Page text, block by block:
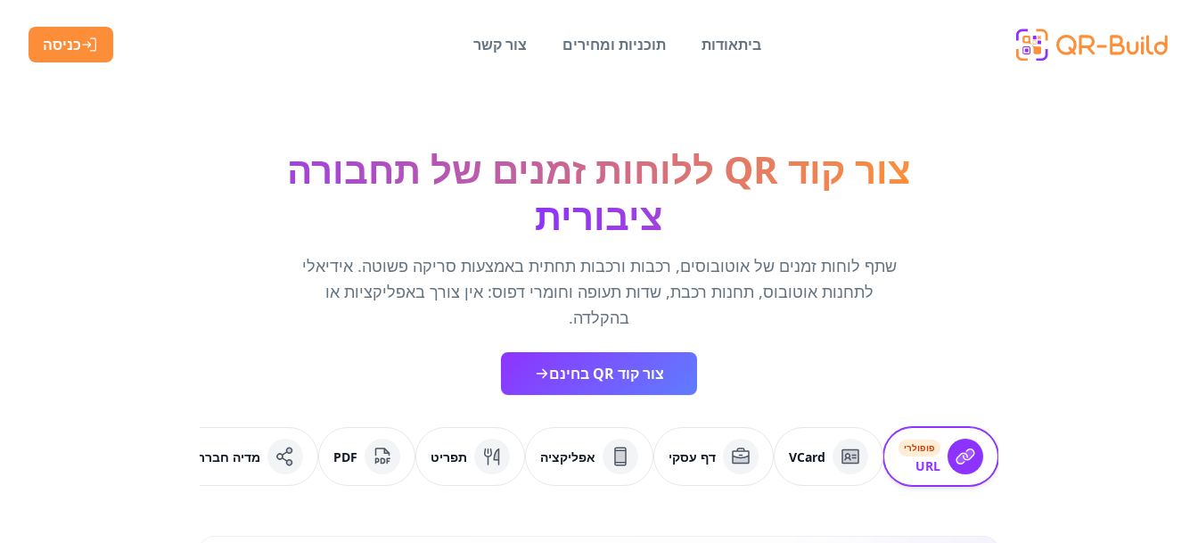
ביתאודות תוכניות ומחירים צור קשר כניסה
צור קוד QR ללוחות זמנים של תחבורה
ציבורית
שתף לוחות זמנים של אוטובוסים, רכבות ורכבות תחתית באמצעות סריקה פשוטה. אידיאלי
לתחנות אוטובוס, תחנות רכבת, שדות תעופה וחומרי דפוס: אין צורך באפליקציות או
בהקלדה.
צור קוד QR בחינם
פופולרי
URL
VCard דף עסקי אפליקציה תפריט PDF מדיה חברתית